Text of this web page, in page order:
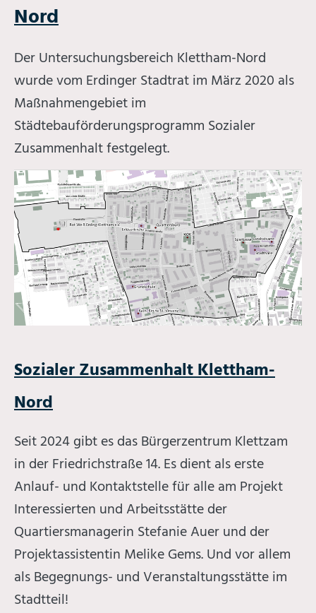
Nord
Der Untersuchungsbereich Klettham-Nord
wurde vom Erdinger Stadtrat im März 2020 als
Maßnahmengebiet im
Städtebauförderungsprogramm Sozialer
Zusammenhalt festgelegt.
Sozialer Zusammenhalt Klettham-
Nord
Seit 2024 gibt es das Bürgerzentrum Klettzam
in der Friedrichstraße 14. Es dient als erste
Anlauf- und Kontaktstelle für alle am Projekt
Interessierten und Arbeitsstätte der
Quartiersmanagerin Stefanie Auer und der
Projektassistentin Melike Gems. Und vor allem
als Begegnungs- und Veranstaltungsstätte im
Stadtteil!